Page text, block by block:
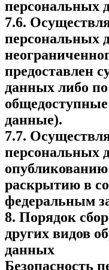
персональных
7.6.
персональных
предоставлен
данных либо
данные).
7.7.
персональных
раскрытию в
федеральным
8. Порядок
других видов
данных
Безопасность